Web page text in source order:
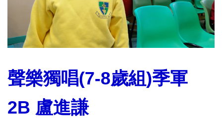
聲樂獨唱(7-8歲組)季軍
2B 盧進謙